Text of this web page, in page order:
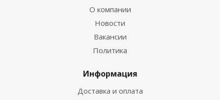
О компании
Новости
Вакансии
Политика
Информация
Доставка и оплата